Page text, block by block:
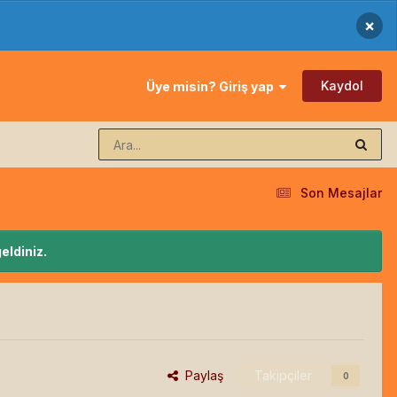
×
Üye misin? Giriş yap Kaydol
Son Mesajlar
Paylaş Takipçiler 0